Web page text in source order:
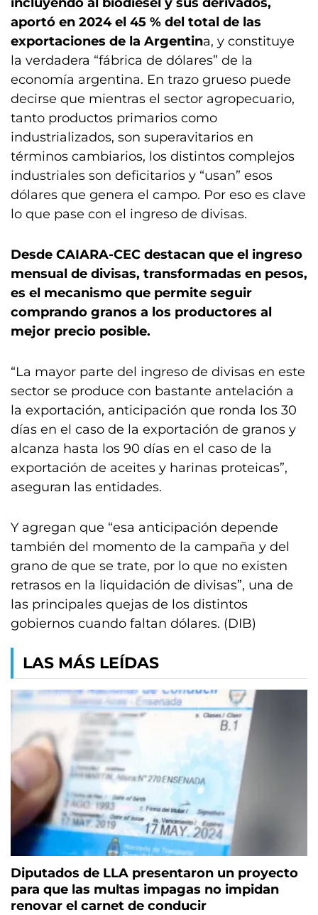
aportó en 2024 el 45 % del total de las
exportaciones de la Argentina, y constituye
la verdadera “fábrica de dólares” de la
economía argentina. En trazo grueso puede
decirse que mientras el sector agropecuario,
tanto productos primarios como
industrializados, son superavitarios en
términos cambiarios, los distintos complejos
industriales son deficitarios y “usan” esos
dólares que genera el campo. Por eso es clave
lo que pase con el ingreso de divisas.
Desde CAIARA-CEC destacan que el ingreso
mensual de divisas, transformadas en pesos,
es el mecanismo que permite seguir
comprando granos a los productores al
mejor precio posible.
“La mayor parte del ingreso de divisas en este
sector se produce con bastante antelación a
la exportación, anticipación que ronda los 30
días en el caso de la exportación de granos y
alcanza hasta los 90 días en el caso de la
exportación de aceites y harinas proteicas”,
aseguran las entidades.
Y agregan que “esa anticipación depende
también del momento de la campaña y del
grano de que se trate, por lo que no existen
retrasos en la liquidación de divisas”, una de
las principales quejas de los distintos
gobiernos cuando faltan dólares. (DIB)
LAS MÁS LEÍDAS
Diputados de LLA presentaron un proyecto
para que las multas impagas no impidan
renovar el carnet de conducir